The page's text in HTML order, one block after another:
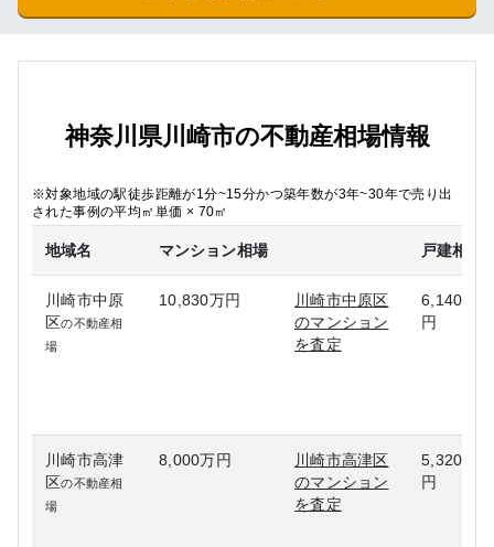
神奈川県川崎市の不動産相場情報
※対象地域の駅徒歩距離が1分~15分かつ築年数が3年~30年で売り出
された事例の平均㎡単価 × 70㎡
地域名 マンション相場 戸建相場
川崎市中原
区の不動産相
場
10,830万円
川崎市中原区
のマンション
を査定
6,140万
円
川崎市高津
区の不動産相
場
8,000万円
川崎市高津区
のマンション
を査定
5,320万
円